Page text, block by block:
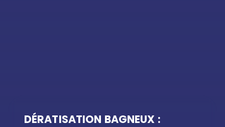
DÉRATISATION BAGNEUX :